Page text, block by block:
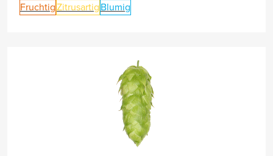
FruchtigZitrusartig Blumig